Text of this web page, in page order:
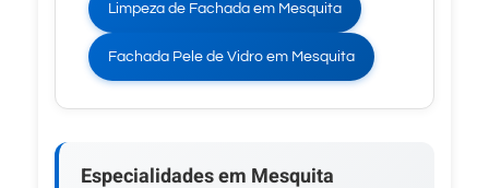
Limpeza de Fachada em Mesquita
Fachada Pele de Vidro em Mesquita
Especialidades em Mesquita